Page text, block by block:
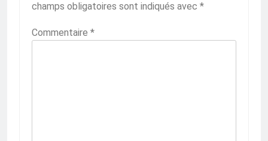
champs obligatoires sont indiqués avec *
Commentaire *